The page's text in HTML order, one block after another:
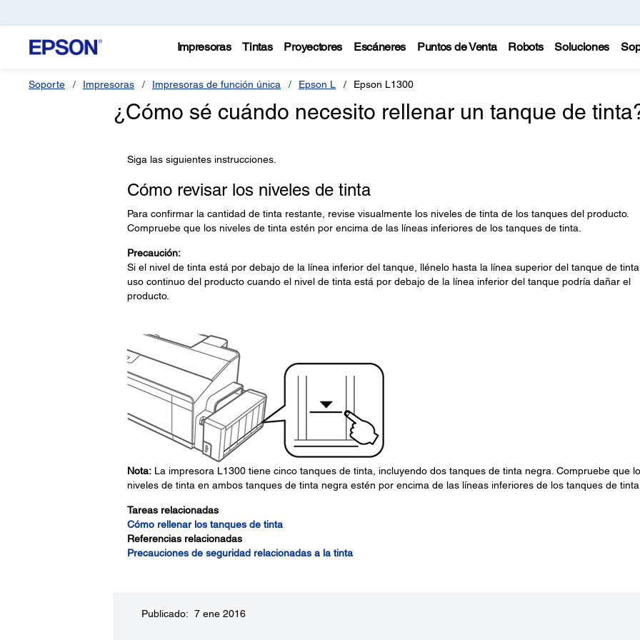
Impresoras Tintas Proyectores Escáneres Puntos de Venta Robots Soluciones
Soporte Impresoras Impresoras de función única Epson L Epson L1300
¿Cómo sé cuándo necesito rellenar un tanque de
Siga las siguientes instrucciones.
Cómo revisar los niveles de tinta
Para confirmar la cantidad de tinta restante, revise visualmente los niveles de tinta de los tanques del producto.
Compruebe que los niveles de tinta estén por encima de las líneas inferiores de los tanques de tinta.
Precaución:
Si el nivel de tinta está por debajo de la línea inferior del tanque, llénelo hasta la línea superior del tanque de
uso continuo del producto cuando el nivel de tinta está por debajo de la línea inferior del tanque podría dañar el
producto.
Nota:La impresora L1300 tiene cinco tanques de tinta, incluyendo dos tanques de tinta negra. Compruebe que
niveles de tinta en ambos tanques de tinta negra estén por encima de las líneas inferiores de los tanques de
Tareas relacionadas
Cómo rellenar los tanques de tinta
Referencias relacionadas
Precauciones de seguridad relacionadas a la tinta
Publicado: 7 ene 2016